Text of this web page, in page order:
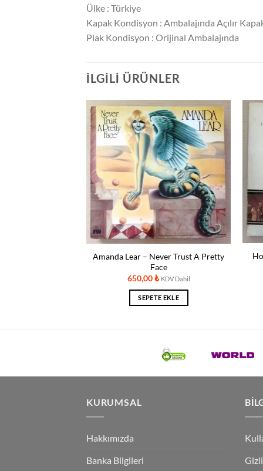
Ülke : Türkiye
Kapak Kondisyon : Ambalajında Açılır
Plak Kondisyon : Orijinal Ambalajında
İLGILI ÜRÜNLER
Amanda Lear ‎– Never Trust A Pretty
Face
650,00₺ KDV Dahil
SEPETE EKLE
KURUMSAL
Hakkımızda
Banka Bilgileri